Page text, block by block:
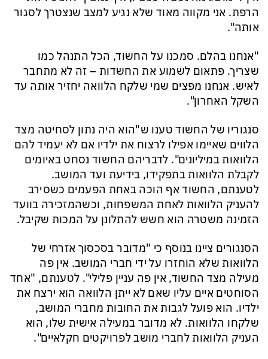
הרפת. אני מקווה מאוד שלא נגיע למצב שנצטרך לסגור
אותה".
"אנחנו בהלם. סמכנו על החשוד, הכל התנהל כמו
שצריך. פתאום לשמוע את החשדות – זה לא מתחבר
לאיש. אנחנו מפצים שמי שלקח הלוואה יחזיר אותה עד
השקל האחרון".
סנגוריו של החשוד טענו ש"הוא היה נתון לסחיטה מצד
הלווים שאיימו אפילו לרצוח את ילדיו אם לא יעמיד להם
הלוואות במיליונים". לדבריהם החשוד נסחט באיומים
לקבלת הלוואות בתפקידו, בידיעת ועד המושב.
לטענתם, החשוד אף הוכה באחת הפעמים כשסירב
להעניק הלוואות לאחת המשפחות, וכשהמזכירה בוועד
הזמינה משטרה הוא חשש להתלונן על המכות שקיבל.
הסנגורים ציינו בנוסף כי "מדובר בסכסוך אזרחי של
הלוואות שלא הוחזרו על ידי חברי המושב. אין פה
מעילה מצד החשוד, אין פה עניין פלילי". לטענתם, "אחד
הסוחטים איים עליו שאם לא ייתן הלוואה הוא ירצח את
ילדיו. הוא פועל לגבות את החובות מחברי המושב,
שלקחו הלוואות. לא מדובר במעילה אישית שלו, הוא
העניק הלוואות לחברי מושב לפרויקטים חקלאיים".